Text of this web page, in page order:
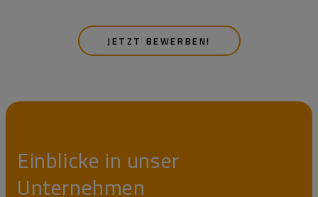
JETZT BEWERBEN!
Einblicke in unser
Unternehmen